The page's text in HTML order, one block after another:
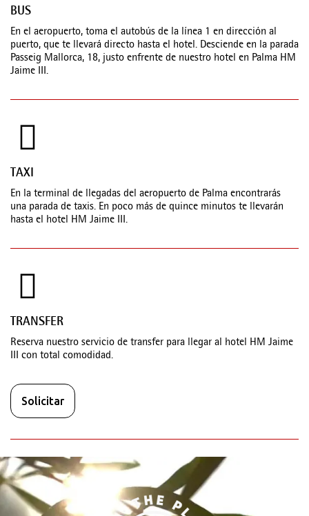
BUS
En el aeropuerto, toma el autobús de la línea 1 en dirección al
puerto, que te llevará directo hasta el hotel. Desciende en la parada
Passeig Mallorca, 18, justo enfrente de nuestro hotel en Palma HM
Jaime III.
TAXI
En la terminal de llegadas del aeropuerto de Palma encontrarás
una parada de taxis. En poco más de quince minutos te llevarán
hasta el hotel HM Jaime III.
TRANSFER
Reserva nuestro servicio de transfer para llegar al hotel HM Jaime
III con total comodidad.
Solicitar